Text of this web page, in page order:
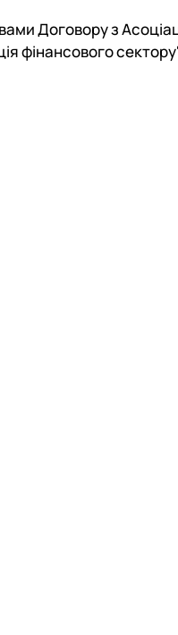
Договору з
фінансового